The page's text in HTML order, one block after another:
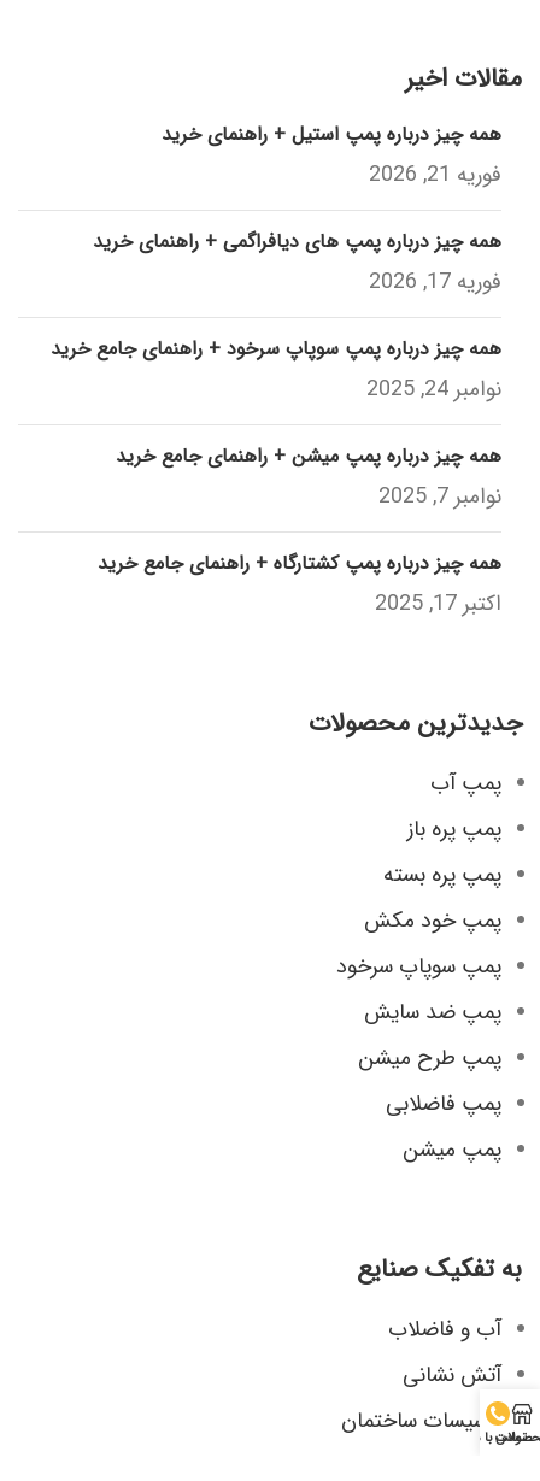
مقالات اخیر
همه چیز درباره پمپ استیل + راهنمای خرید
فوریه 21, 2026
همه چیز درباره پمپ های دیافراگمی + راهنمای خرید
فوریه 17, 2026
همه چیز درباره پمپ سوپاپ سرخود + راهنمای جامع خرید
نوامبر 24, 2025
همه چیز درباره پمپ میشن + راهنمای جامع خرید
نوامبر 7, 2025
همه چیز درباره پمپ کشتارگاه + راهنمای جامع خرید
اکتبر 17, 2025
جدیدترین محصولات
پمپ آب
پمپ پره باز
پمپ پره بسته
پمپ خود مکش
پمپ سوپاپ سرخود
پمپ ضد سایش
پمپ طرح میشن
پمپ فاضلابی
پمپ میشن
به تفکیک صنایع
آب و فاضلاب
آتش نشانی
تاسیسات ساختمان
تماس با ما